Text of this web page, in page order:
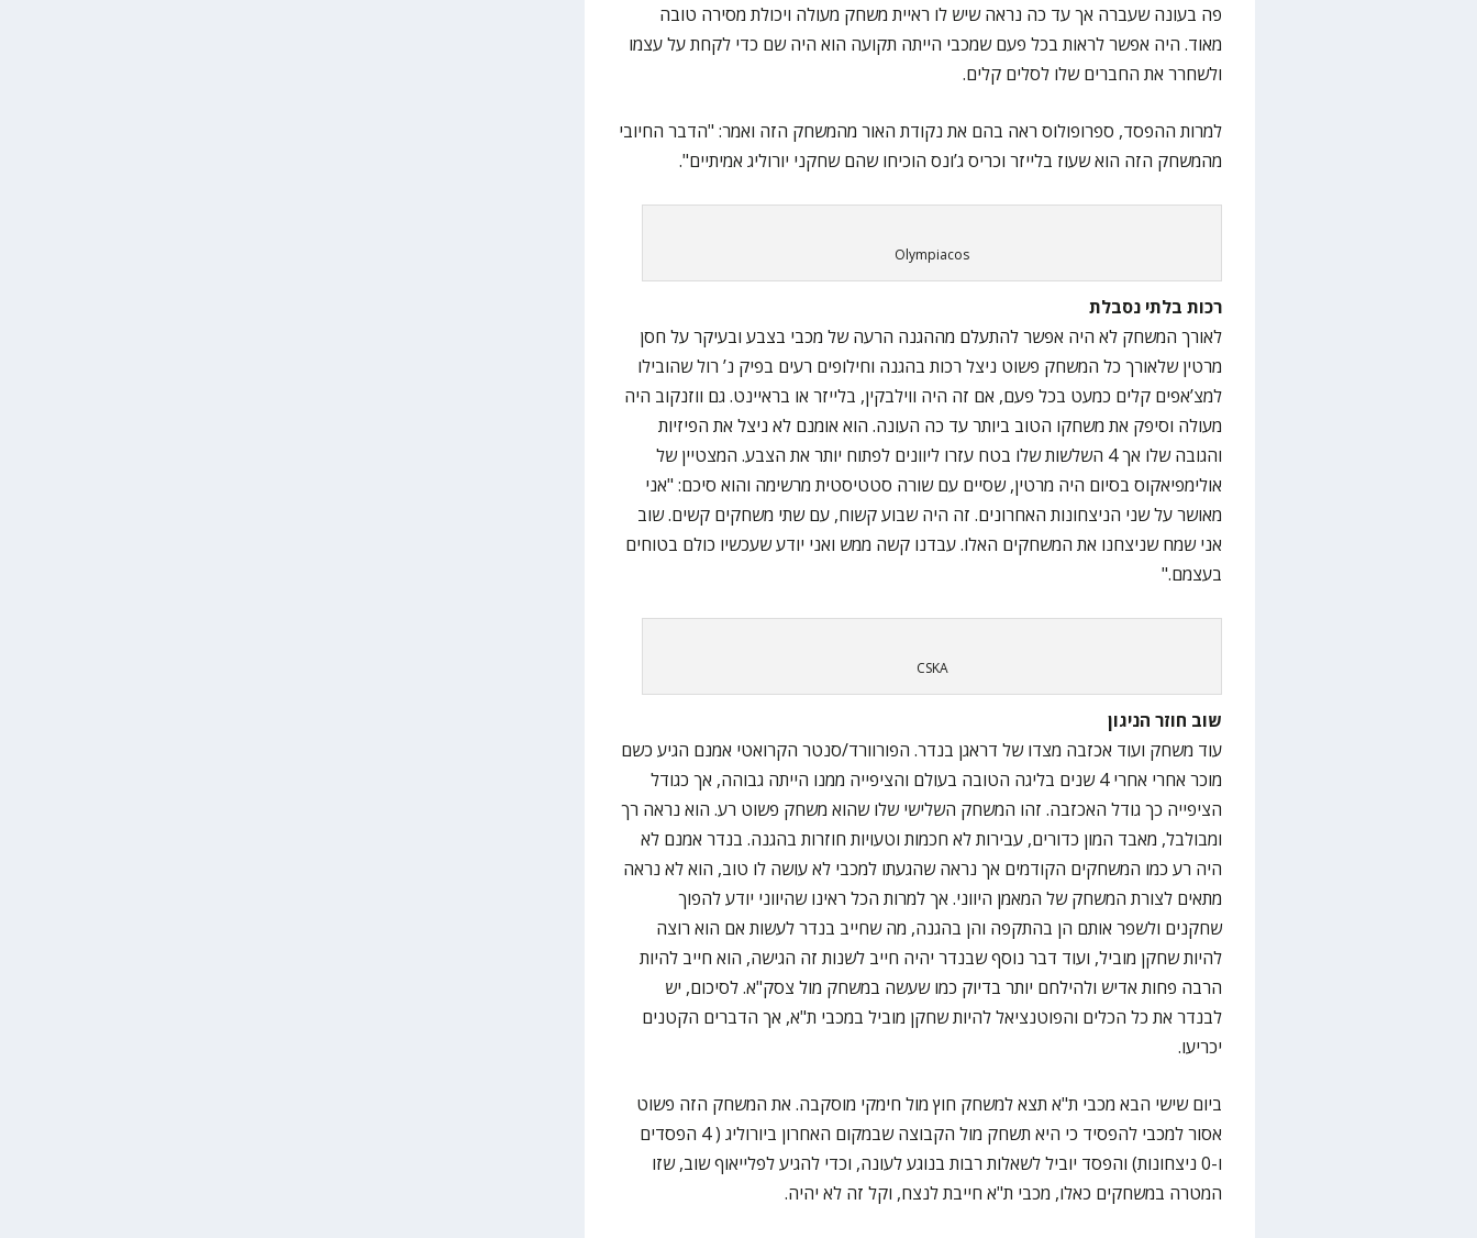
פה בעונה שעברה אך עד כה נראה שיש לו ראיית משחק מעולה ויכולת מסירה טובה
מאוד. היה אפשר לראות בכל פעם שמכבי הייתה תקועה הוא היה שם כדי לקחת על עצמו
ולשחרר את החברים שלו לסלים קלים.
למרות ההפסד, ספרופולוס ראה בהם את נקודת האור מהמשחק הזה ואמר: "הדבר החיובי
מהמשחק הזה הוא שעוז בלייזר וכריס ג’ונס הוכיחו שהם שחקני יורוליג אמיתיים".
Olympiacos
רכות בלתי נסבלת
לאורך המשחק לא היה אפשר להתעלם מההגנה הרעה של מכבי בצבע ובעיקר על חסן
מרטין שלאורך כל המשחק פשוט ניצל רכות בהגנה וחילופים רעים בפיק נ’ רול שהובילו
למצ’אפים קלים כמעט בכל פעם, אם זה היה ווילבקין, בלייזר או בראיינט. גם ווזנקוב היה
מעולה וסיפק את משחקו הטוב ביותר עד כה העונה. הוא אומנם לא ניצל את הפיזיות
והגובה שלו אך 4 השלשות שלו בטח עזרו ליוונים לפתוח יותר את הצבע. המצטיין של
אולימפיאקוס בסיום היה מרטין, שסיים עם שורה סטטיסטית מרשימה והוא סיכם: "אני
מאושר על שני הניצחונות האחרונים. זה היה שבוע קשוח, עם שתי משחקים קשים. שוב
אני שמח שניצחנו את המשחקים האלו. עבדנו קשה ממש ואני יודע שעכשיו כולם בטוחים
בעצמם."
CSKA
שוב חוזר הניגון
עוד משחק ועוד אכזבה מצדו של דראגן בנדר. הפורוורד/סנטר הקרואטי אמנם הגיע כשם
מוכר אחרי אחרי 4 שנים בליגה הטובה בעולם והציפייה ממנו הייתה גבוהה, אך כגודל
הציפייה כך גודל האכזבה. זהו המשחק השלישי שלו שהוא משחק פשוט רע. הוא נראה רך
ומבולבל, מאבד המון כדורים, עבירות לא חכמות וטעויות חוזרות בהגנה. בנדר אמנם לא
היה רע כמו המשחקים הקודמים אך נראה שהגעתו למכבי לא עושה לו טוב, הוא לא נראה
מתאים לצורת המשחק של המאמן היווני. אך למרות הכל ראינו שהיווני יודע להפוך
שחקנים ולשפר אותם הן בהתקפה והן בהגנה, מה שחייב בנדר לעשות אם הוא רוצה
להיות שחקן מוביל, ועוד דבר נוסף שבנדר יהיה חייב לשנות זה הגישה, הוא חייב להיות
הרבה פחות אדיש ולהילחם יותר בדיוק כמו שעשה במשחק מול צסק"א. לסיכום, יש
לבנדר את כל הכלים והפוטנציאל להיות שחקן מוביל במכבי ת"א, אך הדברים הקטנים
יכריעו.
ביום שישי הבא מכבי ת"א תצא למשחק חוץ מול חימקי מוסקבה. את המשחק הזה פשוט
אסור למכבי להפסיד כי היא תשחק מול הקבוצה שבמקום האחרון ביורוליג ( 4 הפסדים
ו-0 ניצחונות) והפסד יוביל לשאלות רבות בנוגע לעונה, וכדי להגיע לפלייאוף שוב, שזו
המטרה במשחקים כאלו, מכבי ת"א חייבת לנצח, וקל זה לא יהיה.